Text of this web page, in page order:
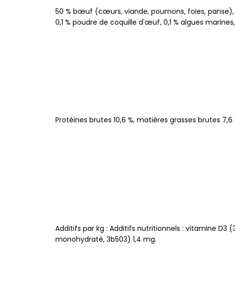
50 % bœuf (cœurs, viande, poumons, foies, panse),
0,1 % poudre de coquille d'œuf, 0,1 % algues
Protéines brutes 10,6 %, matières grasses brutes
Additifs par kg : Additifs nutritionnels : vitamine D3
monohydraté, 3b503) 1,4 mg.